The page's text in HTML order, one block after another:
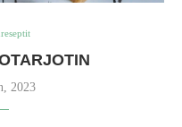
2023